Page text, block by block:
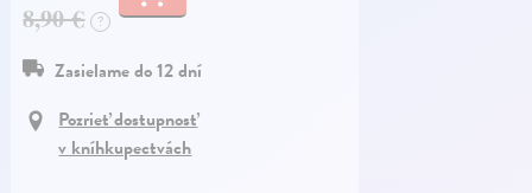
8,90 € ?
Zasielame do 12 dní
Pozrieť dostupnosť
v kníhkupectvách